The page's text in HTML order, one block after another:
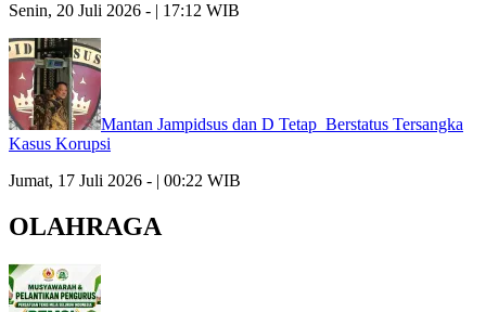
Senin, 20 Juli 2026 - | 17:12 WIB
Mantan Jampidsus dan D Tetap Berstatus Tersangka
Kasus Korupsi
Jumat, 17 Juli 2026 - | 00:22 WIB
OLAHRAGA